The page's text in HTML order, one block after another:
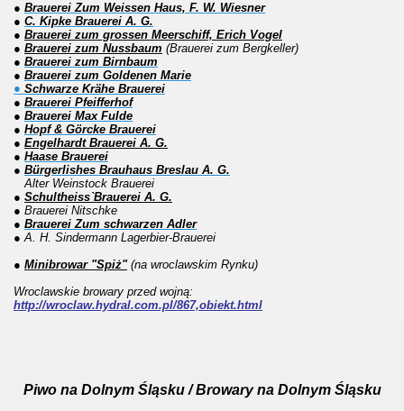
● Brauerei Zum Weissen Haus, F. W. Wiesner
● C. Kipke Brauerei A. G.
● Brauerei zum grossen Meerschiff, Erich Vogel
● Brauerei zum Nussbaum (Brauerei zum Bergkeller)
● Brauerei zum Birnbaum
● Brauerei zum Goldenen Marie
● Schwarze Krähe Brauerei
● Brauerei Pfeifferhof
● Brauerei Max Fulde
● Hopf & Görcke Brauerei
● Engelhardt Brauerei A. G.
● Haase Brauerei
● Bürgerlishes Brauhaus Breslau A. G.
Alter Weinstock Brauerei
● Schultheiss`Brauerei A. G.
● Brauerei Nitschke
● Brauerei Zum schwarzen Adler
● A. H. Sindermann Lagerbier-Brauerei
● Minibrowar "Spiż"(na wroclawskim Rynku)
Wroclawskie browary przed wojną:
http://wroclaw.hydral.com.pl/867,obiekt.html
Piwo na Dolnym Śląsku / Browary na Dolnym Śląsku